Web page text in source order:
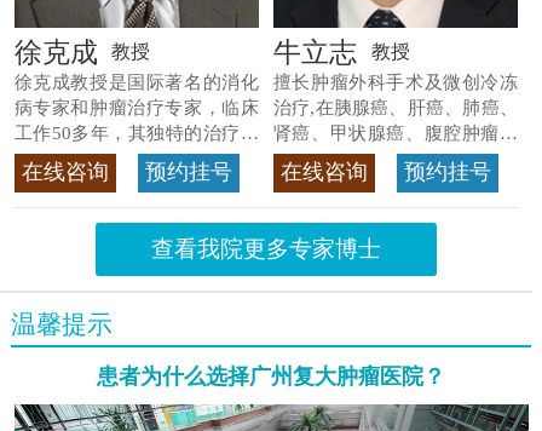
徐克成 教授
徐克成教授是国际著名的消化
病专家和肿瘤治疗专家，临床
工作50多年，其独特的治疗方
法>>查看专家详情
在线咨询 预约挂号
牛立志 教授
擅长肿瘤外科手术及微创冷冻
治疗,在胰腺癌、肝癌、肺癌、
肾癌、甲状腺癌、腹腔肿瘤等
>>查看专家详情
在线咨询 预约挂号
查看我院更多专家博士
温馨提示
患者为什么选择广州复大肿瘤医院？